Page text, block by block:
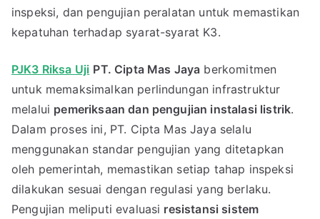
inspeksi, dan pengujian peralatan untuk memastikan
kepatuhan terhadap syarat-syarat K3.
PJK3 Riksa Uji PT. Cipta Mas Jaya berkomitmen
untuk memaksimalkan perlindungan infrastruktur
melalui pemeriksaan dan pengujian instalasi listrik.
Dalam proses ini, PT. Cipta Mas Jaya selalu
menggunakan standar pengujian yang ditetapkan
oleh pemerintah, memastikan setiap tahap inspeksi
dilakukan sesuai dengan regulasi yang berlaku.
Pengujian meliputi evaluasi resistansi sistem